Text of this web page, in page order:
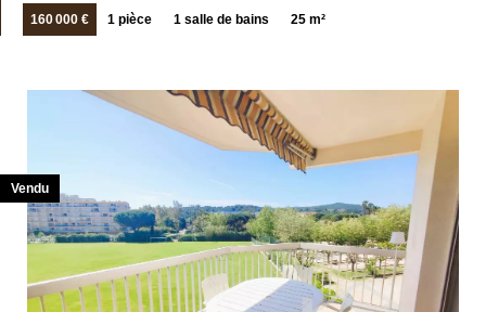
160 000 € 1 pièce 1 salle de bains 25 m²
Vendu